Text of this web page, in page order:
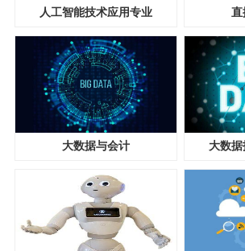
人工智能技术应用专业 直
大数据与会计 大数